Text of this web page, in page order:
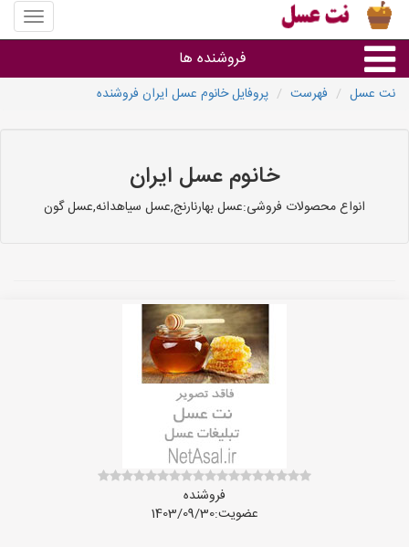
منوی
سایت
عسل
فروشنده ها
استان ها
نت عسل فهرست پروفایل خانوم عسل ایران فروشنده
خانوم عسل ایران
انواع محصولات فروشی:عسل بهارنارنج,عسل سیاهدانه,عسل گون
فروشنده
عضویت:1403/09/30